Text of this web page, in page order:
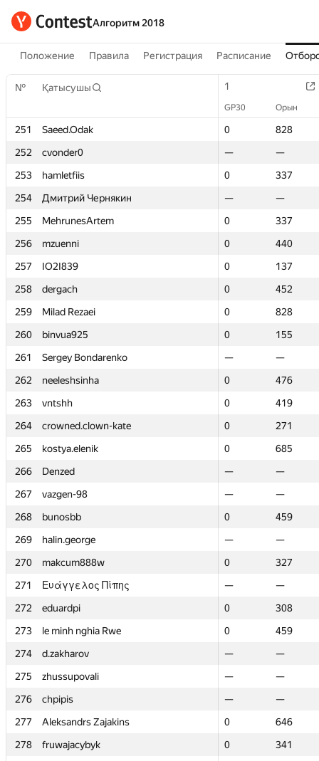
Алгоритм 2018
Положение Правила Регистрация Расписание
№ Қатысушы 1
GP30 Орын
251 Saeed.Odak 0
828
252
cvonder0 —
—
253
hamletfiis 0
337
254
Дмитрий Чернякин —
—
255
MehrunesArtem 0
337
256
mzuenni 0
440
257
IO2I839 0
137
258
dergach 0
452
259
Milad Rezaei 0
828
260
binvua925 0
155
261
Sergey Bondarenko —
—
262
neeleshsinha 0
476
263
vntshh 0
419
264
crowned.clown-kate 0
271
265
kostya.elenik 0
685
266
Denzed —
—
267
vazgen-98 —
—
268
bunosbb 0
459
269
halin.george —
—
270
makcum888w 0
327
271
Ευάγγελος Πίπης —
—
272
eduardpi 0
308
273
le minh nghia Rwe 0
459
274
d.zakharov —
—
275
zhussupovali —
—
276
chpipis —
—
277
Aleksandrs Zajakins 0
646
278
fruwajacybyk 0
341
№ Қатысушы 1
GP30 Орын
251 Saeed.Odak 0
828
252
cvonder0 —
—
253
hamletfiis 0
337
254
Дмитрий Чернякин —
—
255
MehrunesArtem 0
337
256
mzuenni 0
440
257
IO2I839 0
137
258
dergach 0
452
259
Milad Rezaei 0
828
260
binvua925 0
155
261
Sergey Bondarenko —
—
262
neeleshsinha 0
476
263
vntshh 0
419
264
crowned.clown-kate 0
271
265
kostya.elenik 0
685
266
Denzed —
—
267
vazgen-98 —
—
268
bunosbb 0
459
269
halin.george —
—
270
makcum888w 0
327
271
Ευάγγελος Πίπης —
—
272
eduardpi 0
308
273
le minh nghia Rwe 0
459
274
d.zakharov —
—
275
zhussupovali —
—
276
chpipis —
—
277
Aleksandrs Zajakins 0
646
278
fruwajacybyk 0
341